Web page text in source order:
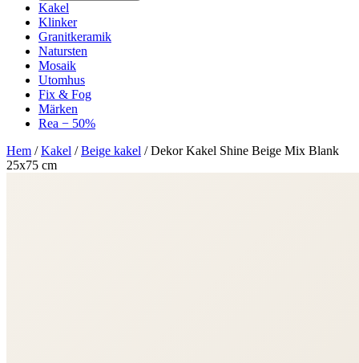
Kakel
Klinker
Granitkeramik
Natursten
Mosaik
Utomhus
Fix & Fog
Märken
Rea − 50%
Hem /Kakel /Beige kakel /Dekor Kakel Shine Beige Mix Blank
25x75 cm